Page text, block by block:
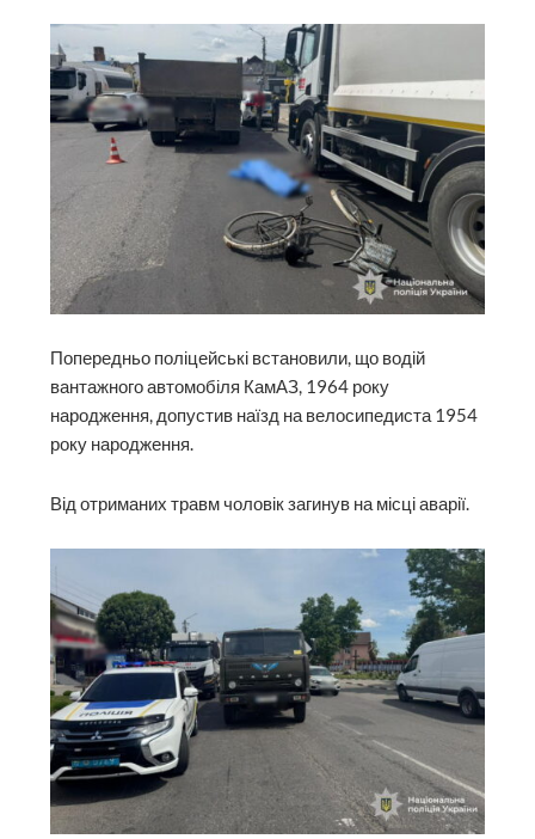
Попередньо поліцейські встановили, що водій
вантажного автомобіля КамАЗ, 1964 року
народження, допустив наїзд на велосипедиста 1954
року народження.
Від отриманих травм чоловік загинув на місці аварії.